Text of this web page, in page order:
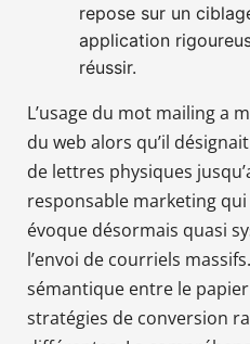
repose sur un
application
réussir.
L’usage du mot mailing a
du web alors qu’il
de lettres physiques
responsable marketing
évoque désormais quasi
l’envoi de courriels
sémantique entre le
stratégies de conversion